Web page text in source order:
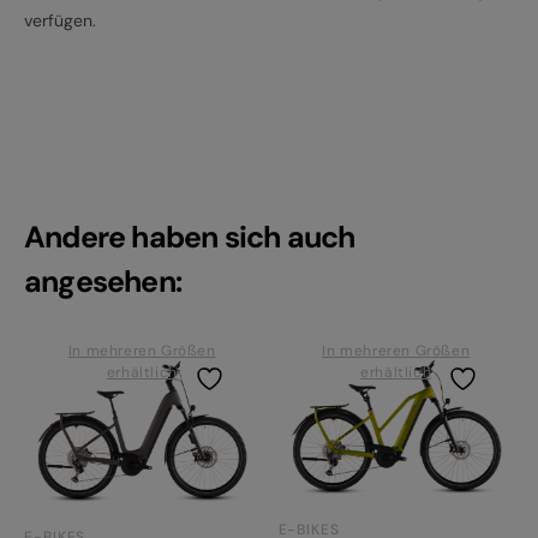
verfügen.
Andere haben sich auch
angesehen:
In mehreren Größen
erhältlich
In mehreren Größen
erhältlich
E-BIKES